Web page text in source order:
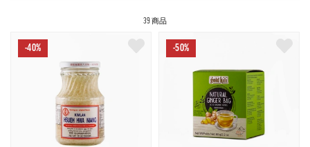
39 商品
-40% -50%